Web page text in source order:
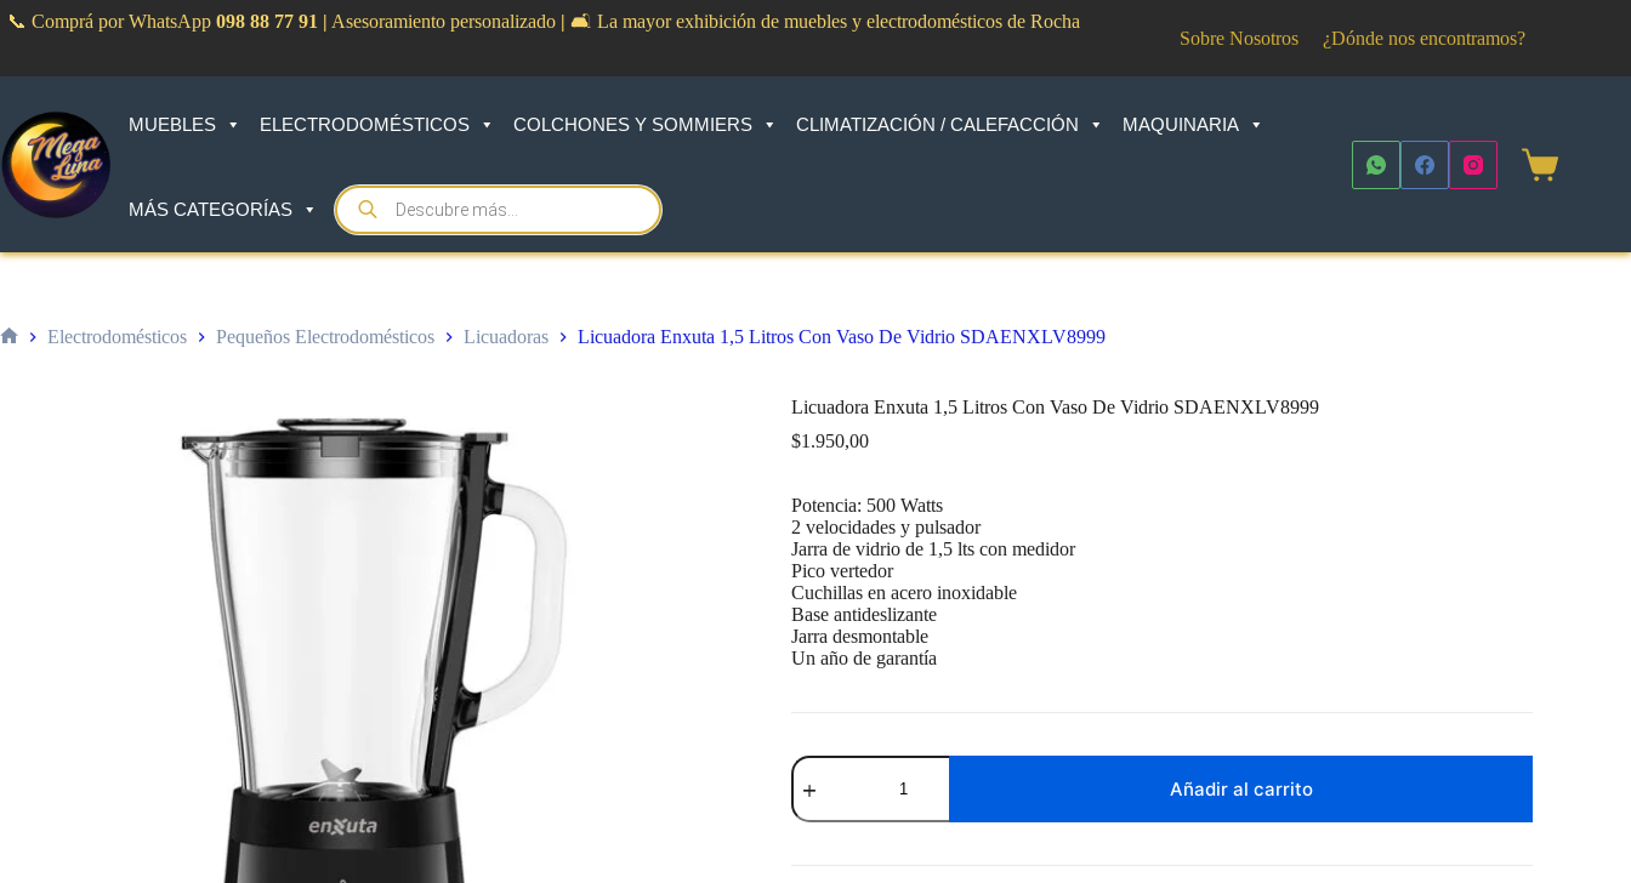
📞 Comprá por WhatsApp 098 88 77 91 | Asesoramiento personalizado | 🛋️ La mayor exhibición de muebles y electrodomésticos de Rocha
Sobre Nosotros ¿Dónde nos encontramos?
MUEBLES ELECTRODOMÉSTICOS COLCHONES Y SOMMIERS CLIMATIZACIÓN / CALEFACCIÓN MAQUINARIA
MÁS CATEGORÍAS
Products
search
Shopping
Electrodomésticos Pequeños Electrodomésticos Licuadoras Licuadora Enxuta 1,5 Litros Con Vaso De Vidrio SDAENXLV8999
Licuadora Enxuta 1,5 Litros Con Vaso De Vidrio SDAENXLV8999
$1.950,00
Potencia: 500 Watts
2 velocidades y pulsador
Jarra de vidrio de 1,5 lts con medidor
Pico vertedor
Cuchillas en acero inoxidable
Base antideslizante
Jarra desmontable
Un año de garantía
Licuadora
Enxuta
1,5
Litros
Añadir al carrito